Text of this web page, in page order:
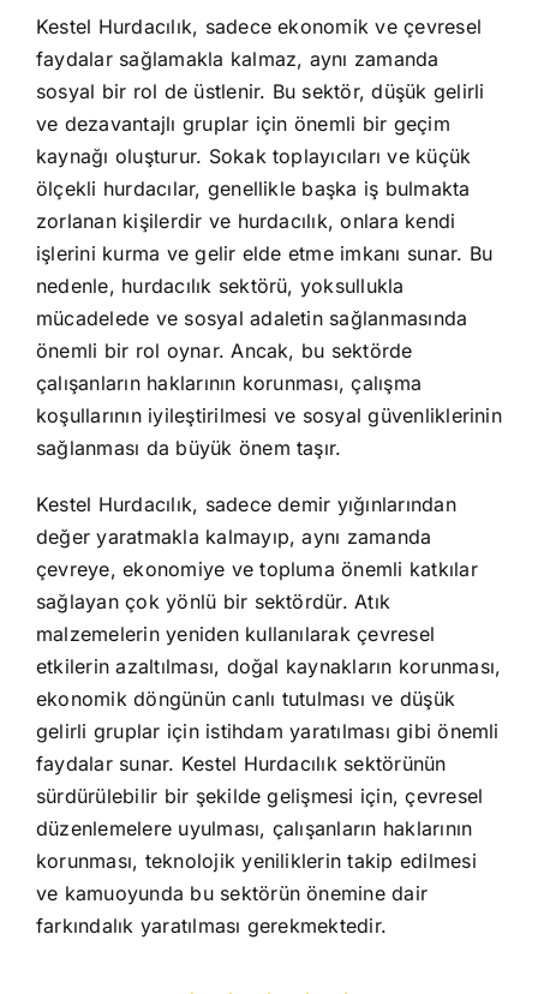
Kestel Hurdacılık, sadece ekonomik ve çevresel
faydalar sağlamakla kalmaz, aynı zamanda
sosyal bir rol de üstlenir. Bu sektör, düşük gelirli
ve dezavantajlı gruplar için önemli bir geçim
kaynağı oluşturur. Sokak toplayıcıları ve küçük
ölçekli hurdacılar, genellikle başka iş bulmakta
zorlanan kişilerdir ve hurdacılık, onlara kendi
işlerini kurma ve gelir elde etme imkanı sunar. Bu
nedenle, hurdacılık sektörü, yoksullukla
mücadelede ve sosyal adaletin sağlanmasında
önemli bir rol oynar. Ancak, bu sektörde
çalışanların haklarının korunması, çalışma
koşullarının iyileştirilmesi ve sosyal güvenliklerinin
sağlanması da büyük önem taşır.
Kestel Hurdacılık, sadece demir yığınlarından
değer yaratmakla kalmayıp, aynı zamanda
çevreye, ekonomiye ve topluma önemli katkılar
sağlayan çok yönlü bir sektördür. Atık
malzemelerin yeniden kullanılarak çevresel
etkilerin azaltılması, doğal kaynakların korunması,
ekonomik döngünün canlı tutulması ve düşük
gelirli gruplar için istihdam yaratılması gibi önemli
faydalar sunar. Kestel Hurdacılık sektörünün
sürdürülebilir bir şekilde gelişmesi için, çevresel
düzenlemelere uyulması, çalışanların haklarının
korunması, teknolojik yeniliklerin takip edilmesi
ve kamuoyunda bu sektörün önemine dair
farkındalık yaratılması gerekmektedir.